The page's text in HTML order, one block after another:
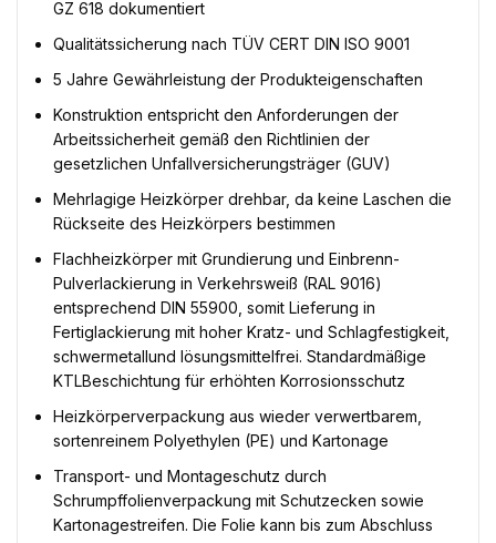
GZ 618 dokumentiert
Qualitätssicherung nach TÜV CERT DIN ISO 9001
5 Jahre Gewährleistung der Produkteigenschaften
Konstruktion entspricht den Anforderungen der
Arbeitssicherheit gemäß den Richtlinien der
gesetzlichen Unfallversicherungsträger (GUV)
Mehrlagige Heizkörper drehbar, da keine Laschen die
Rückseite des Heizkörpers bestimmen
Flachheizkörper mit Grundierung und Einbrenn-
Pulverlackierung in Verkehrsweiß (RAL 9016)
entsprechend DIN 55900, somit Lieferung in
Fertiglackierung mit hoher Kratz- und Schlagfestigkeit,
schwermetallund lösungsmittelfrei. Standardmäßige
KTLBeschichtung für erhöhten Korrosionsschutz
Heizkörperverpackung aus wieder verwertbarem,
sortenreinem Polyethylen (PE) und Kartonage
Transport- und Montageschutz durch
Schrumpffolienverpackung mit Schutzecken sowie
Kartonagestreifen. Die Folie kann bis zum Abschluss